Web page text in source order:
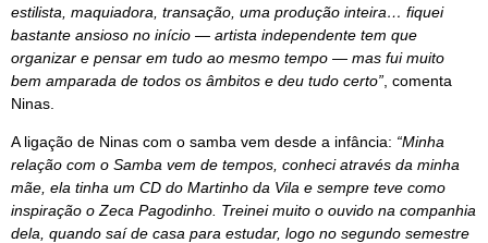
estilista, maquiadora, transação, uma produção inteira… fiquei
bastante ansioso no início — artista independente tem que
organizar e pensar em tudo ao mesmo tempo — mas fui muito
bem amparada de todos os âmbitos e deu tudo certo” , comenta
Ninas.
A ligação de Ninas com o samba vem desde a infância: “Minha
relação com o Samba vem de tempos, conheci através da minha
mãe, ela tinha um CD do Martinho da Vila e sempre teve como
inspiração o Zeca Pagodinho. Treinei muito o ouvido na companhia
dela, quando saí de casa para estudar, logo no segundo semestre